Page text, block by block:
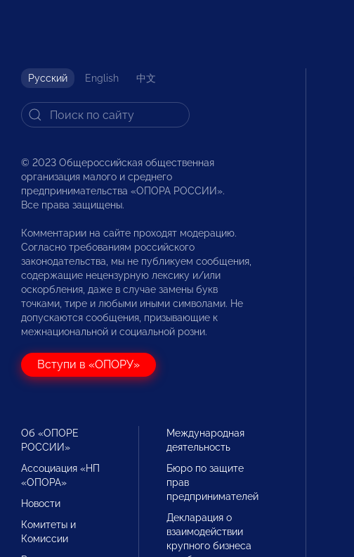
Русский English 中文
© 2023 Общероссийская общественная
организация малого и среднего
предпринимательства «ОПОРА РОССИИ».
Все права защищены.
Комментарии на сайте проходят модерацию.
Согласно требованиям российского
законодательства, мы не публикуем сообщения,
содержащие нецензурную лексику и/или
оскорбления, даже в случае замены букв
точками, тире и любыми иными символами. Не
допускаются сообщения, призывающие к
межнациональной и социальной розни.
Вступи в «ОПОРУ»
Об «ОПОРЕ
РОССИИ»
Ассоциация «НП
«ОПОРА»
Новости
Комитеты и
Комиссии
Международная
деятельность
Бюро по защите
прав
предпринимателей
Декларация о
взаимодействии
крупного бизнеса